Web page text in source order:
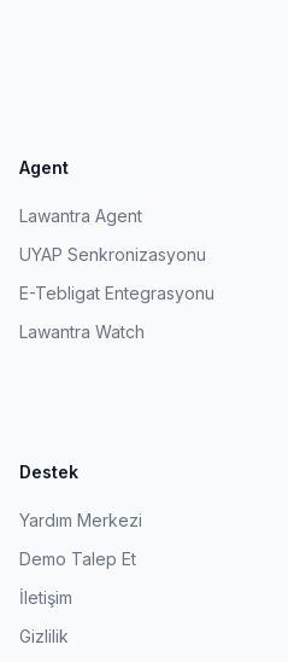
Agent
Lawantra Agent
UYAP Senkronizasyonu
E-Tebligat Entegrasyonu
Lawantra Watch
Destek
Yardım Merkezi
Demo Talep Et
İletişim
Gizlilik